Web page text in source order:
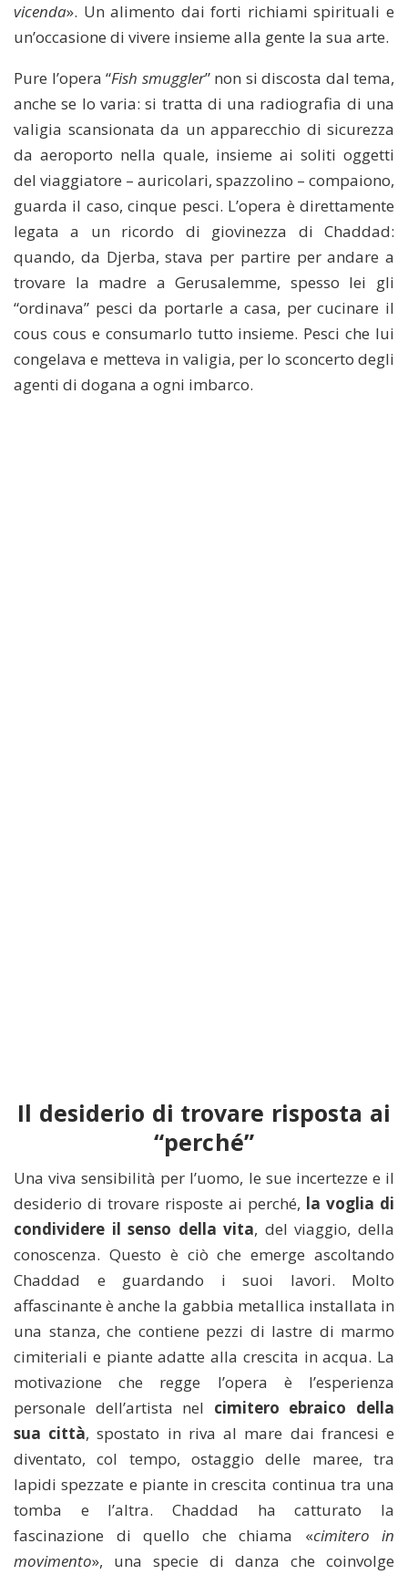
vicenda». Un alimento dai forti richiami spirituali e
un’occasione di vivere insieme alla gente la sua arte.
Pure l’opera “Fish smuggler” non si discosta dal tema,
anche se lo varia: si tratta di una radiografia di una
valigia scansionata da un apparecchio di sicurezza
da aeroporto nella quale, insieme ai soliti oggetti
del viaggiatore – auricolari, spazzolino – compaiono,
guarda il caso, cinque pesci. L’opera è direttamente
legata a un ricordo di giovinezza di Chaddad:
quando, da Djerba, stava per partire per andare a
trovare la madre a Gerusalemme, spesso lei gli
“ordinava” pesci da portarle a casa, per cucinare il
cous cous e consumarlo tutto insieme. Pesci che lui
congelava e metteva in valigia, per lo sconcerto degli
agenti di dogana a ogni imbarco.
Il desiderio di trovare risposta ai
“perché”
Una viva sensibilità per l’uomo, le sue incertezze e il
desiderio di trovare risposte ai perché, la voglia di
condividere il senso della vita, del viaggio, della
conoscenza. Questo è ciò che emerge ascoltando
Chaddad e guardando i suoi lavori. Molto
affascinante è anche la gabbia metallica installata in
una stanza, che contiene pezzi di lastre di marmo
cimiteriali e piante adatte alla crescita in acqua. La
motivazione che regge l’opera è l’esperienza
personale dell’artista nel cimitero ebraico della
sua città, spostato in riva al mare dai francesi e
diventato, col tempo, ostaggio delle maree, tra
lapidi spezzate e piante in crescita continua tra una
tomba e l’altra. Chaddad ha catturato la
fascinazione di quello che chiama «cimitero in
movimento», una specie di danza che coinvolge